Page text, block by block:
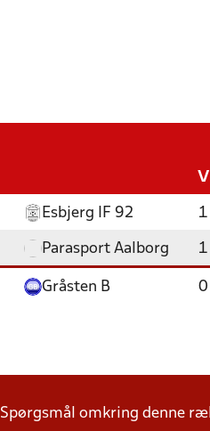
V
Esbjerg IF 92 1
Parasport Aalborg 1
Gråsten B 0
Spørgsmål omkring denne